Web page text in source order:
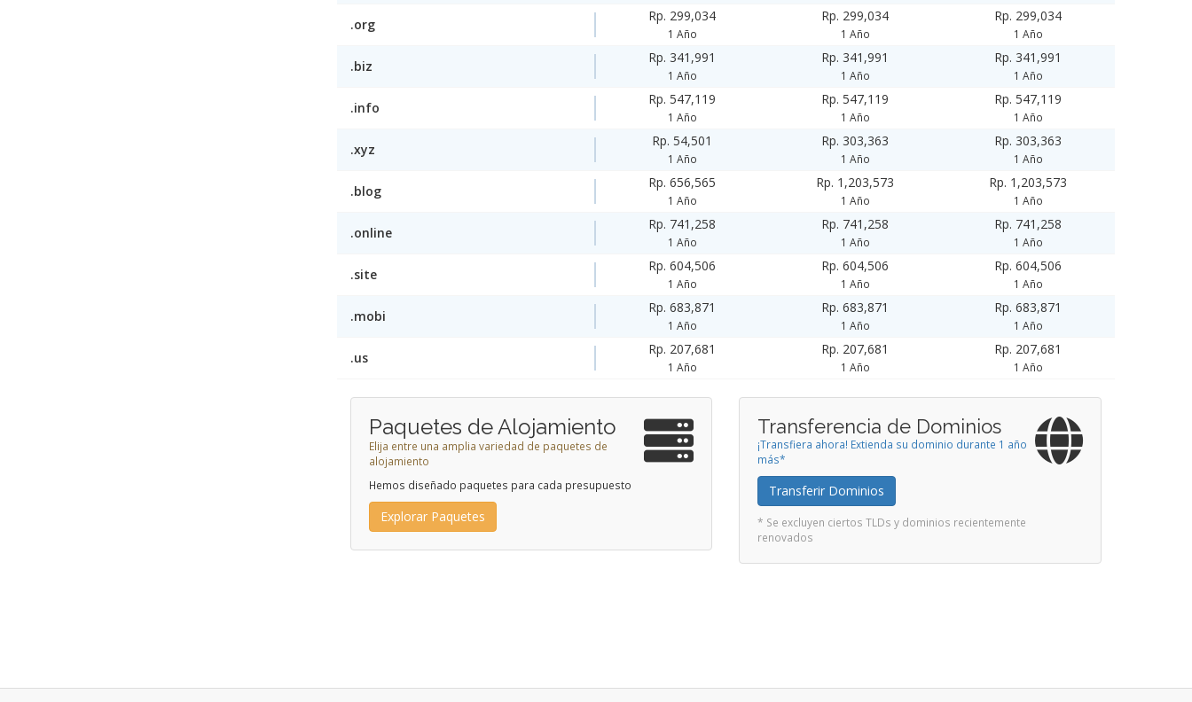
.org
Rp. 299,034
1 Año
Rp. 299,034
1 Año
Rp. 299,034
1 Año
.biz
Rp. 341,991
1 Año
Rp. 341,991
1 Año
Rp. 341,991
1 Año
.info
Rp. 547,119
1 Año
Rp. 547,119
1 Año
Rp. 547,119
1 Año
.xyz
Rp. 54,501
1 Año
Rp. 303,363
1 Año
Rp. 303,363
1 Año
.blog
Rp. 656,565
1 Año
Rp. 1,203,573
1 Año
Rp. 1,203,573
1 Año
.online
Rp. 741,258
1 Año
Rp. 741,258
1 Año
Rp. 741,258
1 Año
.site
Rp. 604,506
1 Año
Rp. 604,506
1 Año
Rp. 604,506
1 Año
.mobi
Rp. 683,871
1 Año
Rp. 683,871
1 Año
Rp. 683,871
1 Año
.us
Rp. 207,681
1 Año
Rp. 207,681
1 Año
Rp. 207,681
1 Año
Paquetes de Alojamiento
Elija entre una amplia variedad de paquetes de
alojamiento
Hemos diseñado paquetes para cada presupuesto
Explorar Paquetes
Transferencia de Dominios
¡Transfiera ahora! Extienda su dominio durante 1 año
más*
Transferir Dominios
* Se excluyen ciertos TLDs y dominios recientemente
renovados